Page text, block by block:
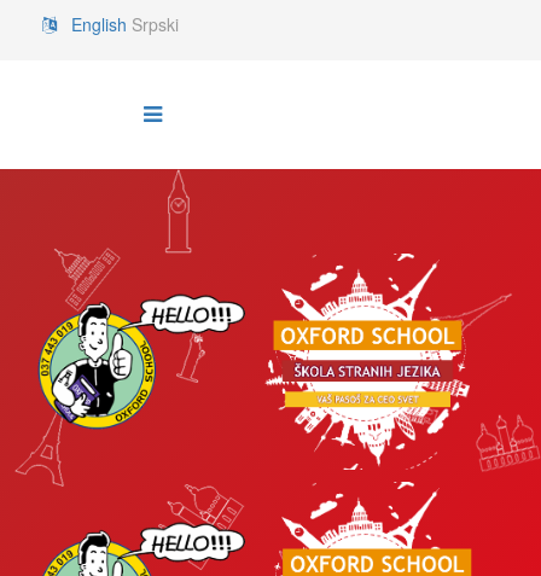
English Srpski